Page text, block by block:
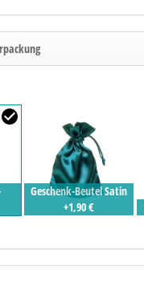
Geschenk-Beutel Satin
+1,90 €